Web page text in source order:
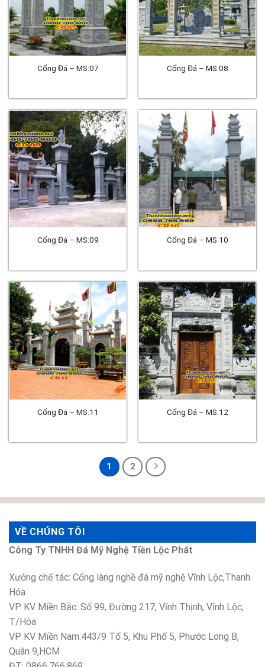
Cổng Đá – MS:07 Cổng Đá – MS:08
Cổng Đá – MS:09 Cổng Đá – MS:10
Cổng Đá – MS:11 Cổng Đá – MS:12
1 2
VỀ CHÚNG TÔI
Công Ty TNHH Đá Mỹ Nghệ Tiền Lộc Phát
Xưởng chế tác: Cổng làng nghề đá mỹ nghệ Vĩnh Lộc,Thanh
Hóa
VP KV Miền Bắc: Số 99, Đường 217, Vĩnh Thịnh, Vĩnh Lộc,
T/Hóa
VP KV Miền Nam:443/9 Tổ 5, Khu Phố 5, Phước Long B,
Quân 9,HCM